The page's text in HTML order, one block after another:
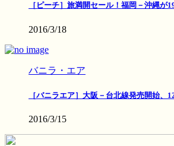
［ピーチ］旅満開セール！福岡－沖縄が
2016/3/18
バニラ・エア
［バニラエア］大阪－台北線発売開始、
2016/3/15